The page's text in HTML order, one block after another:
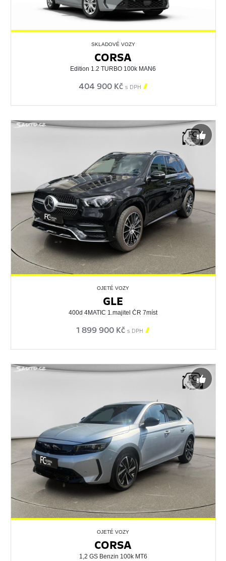
SKLADOVÉ VOZY
CORSA
Edition 1.2 TURBO 100k MAN6
404 900 Kč s DPH 
OJETÉ VOZY
GLE
400d 4MATIC 1.majitel ČR 7míst
1 899 900 Kč s DPH 
OJETÉ VOZY
CORSA
1,2 GS Benzin 100k MT6